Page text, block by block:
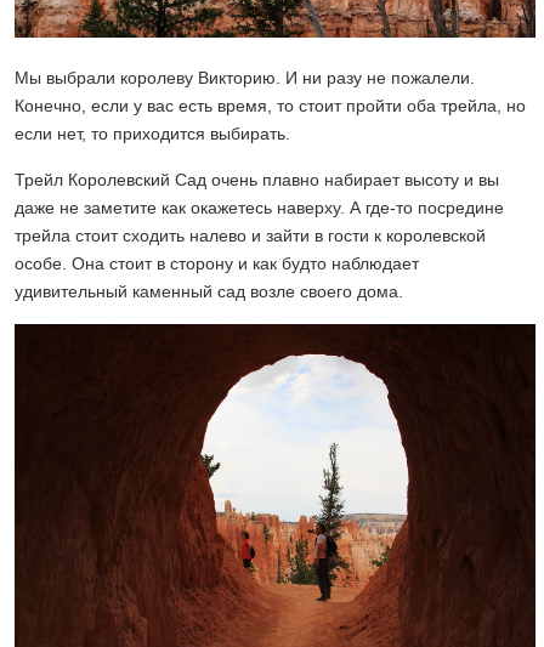
Мы выбрали королеву Викторию. И ни разу не пожалели.
Конечно, если у вас есть время, то стоит пройти оба трейла, но
если нет, то приходится выбирать.
Трейл Королевский Сад очень плавно набирает высоту и вы
даже не заметите как окажетесь наверху. А где-то посредине
трейла стоит сходить налево и зайти в гости к королевской
особе. Она стоит в сторону и как будто наблюдает
удивительный каменный сад возле своего дома.